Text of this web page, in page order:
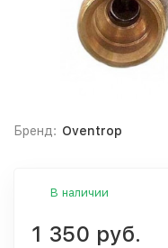
Бренд: Oventrop
В наличии
1 350 руб.